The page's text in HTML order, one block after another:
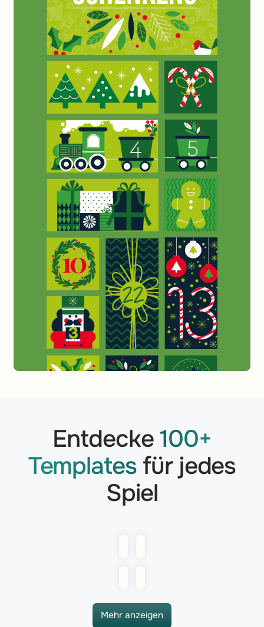
Entdecke100+
Templates für jedes
Spiel
Mehr anzeigen
Mehr anzeigen